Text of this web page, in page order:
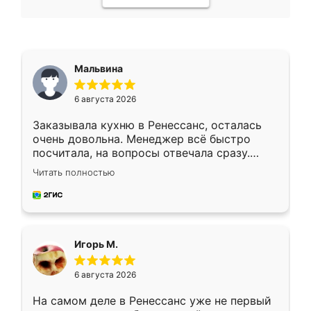
Мальвина
6 августа 2026
Заказывала кухню в Ренессанс, осталась
очень довольна. Менеджер всё быстро
посчитала, на вопросы отвечала сразу.
Замерщик приехал в субботу, подошёл к
делу со всей ответственностью. Собрали
за день, ребята работали аккуратно, даже
Читать полностью
Игорь М.
6 августа 2026
На самом деле в Ренессанс уже не первый